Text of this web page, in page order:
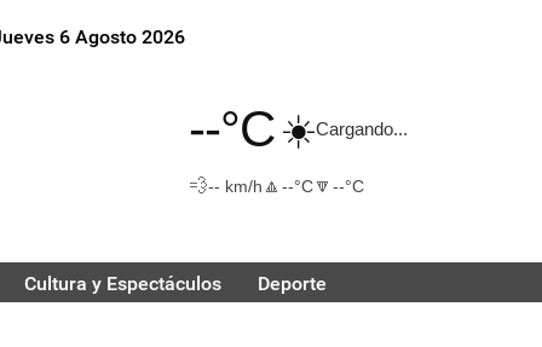
6 Agosto 2026
--°C☀️Cargando...
💨-- km/h 🔼 --°C🔽 --°C
Cultura y Espectáculos Deporte